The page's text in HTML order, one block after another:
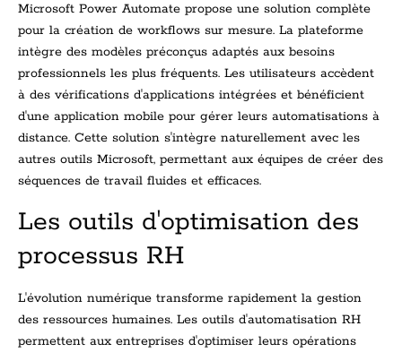
Microsoft Power Automate propose une solution complète
pour la création de workflows sur mesure. La plateforme
intègre des modèles préconçus adaptés aux besoins
professionnels les plus fréquents. Les utilisateurs accèdent
à des vérifications d'applications intégrées et bénéficient
d'une application mobile pour gérer leurs automatisations à
distance. Cette solution s'intègre naturellement avec les
autres outils Microsoft, permettant aux équipes de créer des
séquences de travail fluides et efficaces.
Les outils d'optimisation des
processus RH
L'évolution numérique transforme rapidement la gestion
des ressources humaines. Les outils d'automatisation RH
permettent aux entreprises d'optimiser leurs opérations